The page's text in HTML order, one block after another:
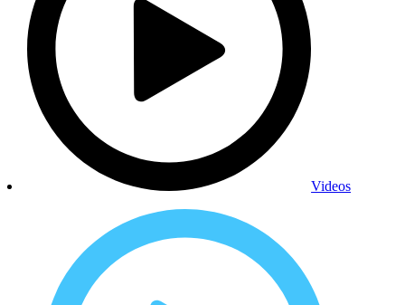
Videos